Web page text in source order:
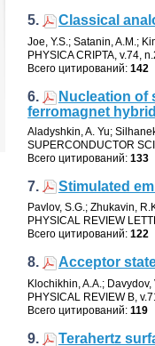
5. Classical
Joe, Y.S.; Satanin,A.M.;
PHYSICA CRIPTA, v.74,
Всего цитирований:142
6.
Nucleation of
ferromagnet
Aladyshkin A. Yu;
SUPERCONDUCTOR
Всего цитирований:133
7. Stimulated
Pavlov, S.G.; Zhukavin,
PHYSICAL REVIEW
Всего цитирований:122
8. Acceptor
Klochikhin,A.A.; Davydov,
PHYSICAL REVIEW B,
Всего цитирований:119
9.
Terahertz